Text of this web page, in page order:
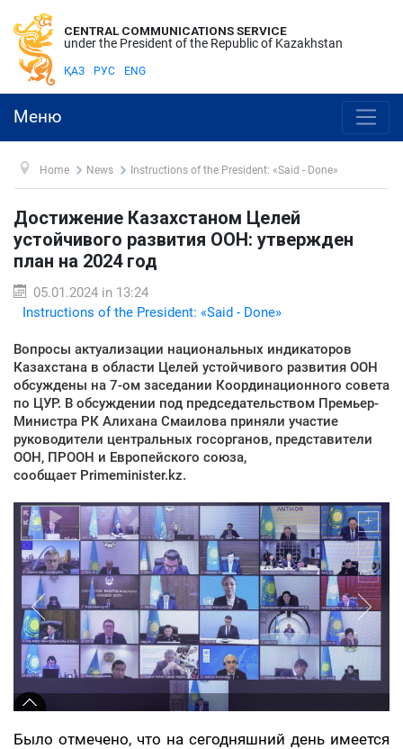
CENTRAL COMMUNICATIONS SERVICE
under the President of the Republic of Kazakhstan
ҚАЗ РУС ENG
Меню
Home News Instructions of the President: «Said - Done»
Достижение Казахстаном Целей
устойчивого развития ООН: утвержден
план на 2024 год
05.01.2024 in 13:24
Instructions of the President: «Said - Done»
Вопросы актуализации национальных индикаторов
Казахстана в области Целей устойчивого развития ООН
обсуждены на 7-ом заседании Координационного совета
по ЦУР. В обсуждении под председательством Премьер-
Министра РК Алихана Смаилова приняли участие
руководители центральных госорганов, представители
ООН, ПРООН и Европейского союза,
сообщает Primeminister.kz.
Было отмечено, что на сегодняшний день имеется